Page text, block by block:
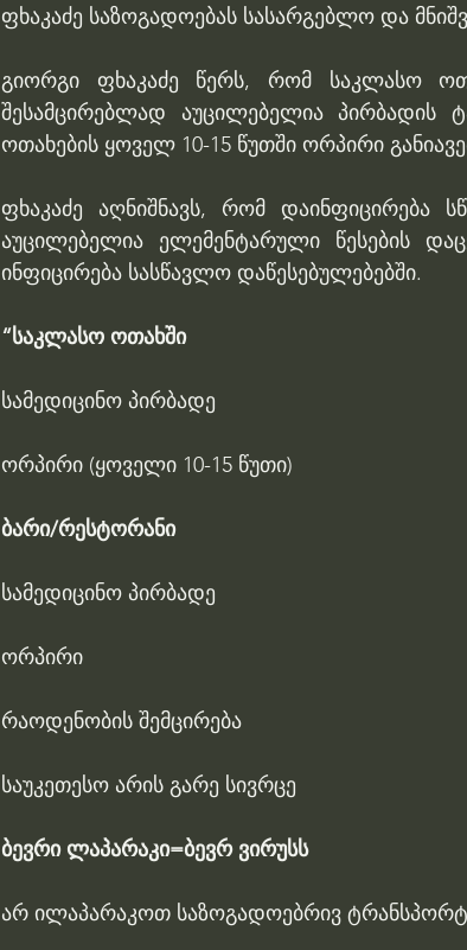
ფხაკაძე საზოგადოებას სასარგებლო და
გიორგი ფხაკაძე წერს, რომ საკლასო
შესამცირებლად აუცილებელია პირბადის
ოთახების ყოველ 10-15 წუთში ორპირი
ფხაკაძე აღნიშნავს, რომ
აუცილებელია ელემენტარული წესების
ინფიცირება სასწავლო დაწესებულებებში.
“საკლასო ოთახში
სამედიცინო პირბადე
ორპირი (ყოველი 10-15 წუთი)
ბარი/რესტორანი
სამედიცინო პირბადე
ორპირი
რაოდენობის შემცირება
საუკეთესო არის გარე სივრცე
ბევრი ლაპარაკი=ბევრ ვირუსს
არ ილაპარაკოთ საზოგადოებრივ